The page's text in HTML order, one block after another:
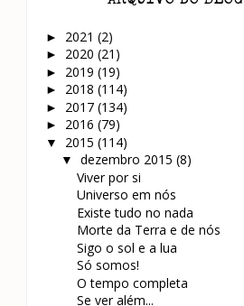
► 2021 (2)
► 2020 (21)
► 2019 (19)
► 2018 (114)
► 2017 (134)
► 2016 (79)
▼ 2015 (114)
▼ dezembro 2015 (8)
Viver por si
Universo em nós
Existe tudo no nada
Morte da Terra e de nós
Sigo o sol e a lua
Só somos!
O tempo completa
Se ver além...